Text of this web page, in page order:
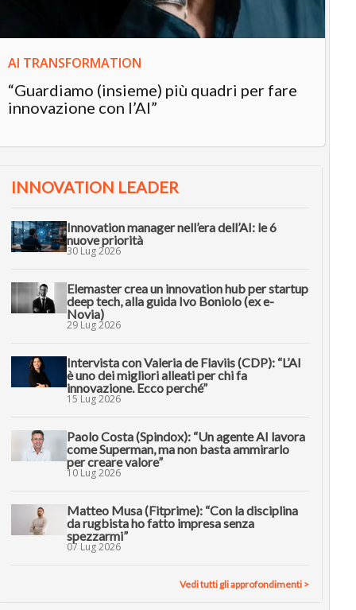
AI TRANSFORMATION
“Guardiamo (insieme) più quadri per fare
innovazione con l’AI”
INNOVATION LEADER
Innovation manager nell’era dell’AI: le 6
nuove priorità
30 Lug 2026
Elemaster crea un innovation hub per startup
deep tech, alla guida Ivo Boniolo (ex e-
Novia)
29 Lug 2026
Intervista con Valeria de Flaviis (CDP): “L’AI
è uno dei migliori alleati per chi fa
innovazione. Ecco perché”
15 Lug 2026
Paolo Costa (Spindox): “Un agente AI lavora
come Superman, ma non basta ammirarlo
per creare valore”
10 Lug 2026
Matteo Musa (Fitprime): “Con la disciplina
da rugbista ho fatto impresa senza
spezzarmi”
07 Lug 2026
Vedi tutti gli approfondimenti >